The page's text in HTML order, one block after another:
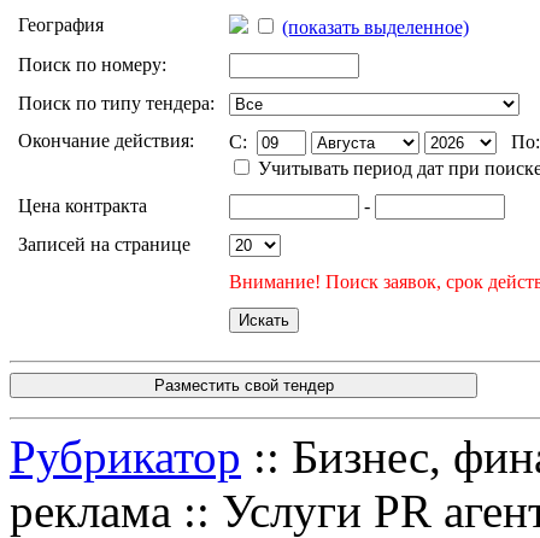
География
(показать выделенное)
Поиск по номеру:
Поиск по типу тендера:
Окончание действия:
C:
Учитывать период дат при
Цена контракта
-
Записей на странице
Внимание! Поиск заявок, срок
Разместить свой тендер
Рубрикатор :: Бизнес,
реклама :: Услуги PR